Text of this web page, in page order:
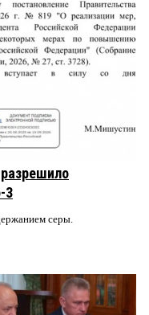
3
серы.